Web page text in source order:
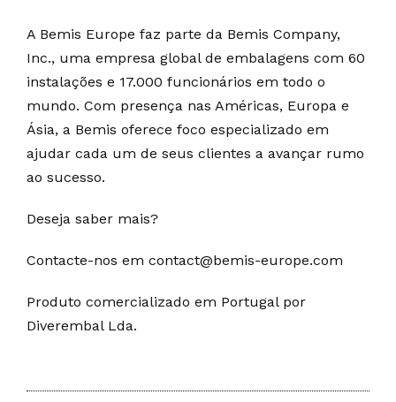
A Bemis Europe faz parte da Bemis Company,
Inc., uma empresa global de embalagens com 60
instalações e 17.000 funcionários em todo o
mundo. Com presença nas Américas, Europa e
Ásia, a Bemis oferece foco especializado em
ajudar cada um de seus clientes a avançar rumo
ao sucesso.
Deseja saber mais?
Contacte-nos em contact@bemis-europe.com
Produto comercializado em Portugal por
Diverembal Lda.